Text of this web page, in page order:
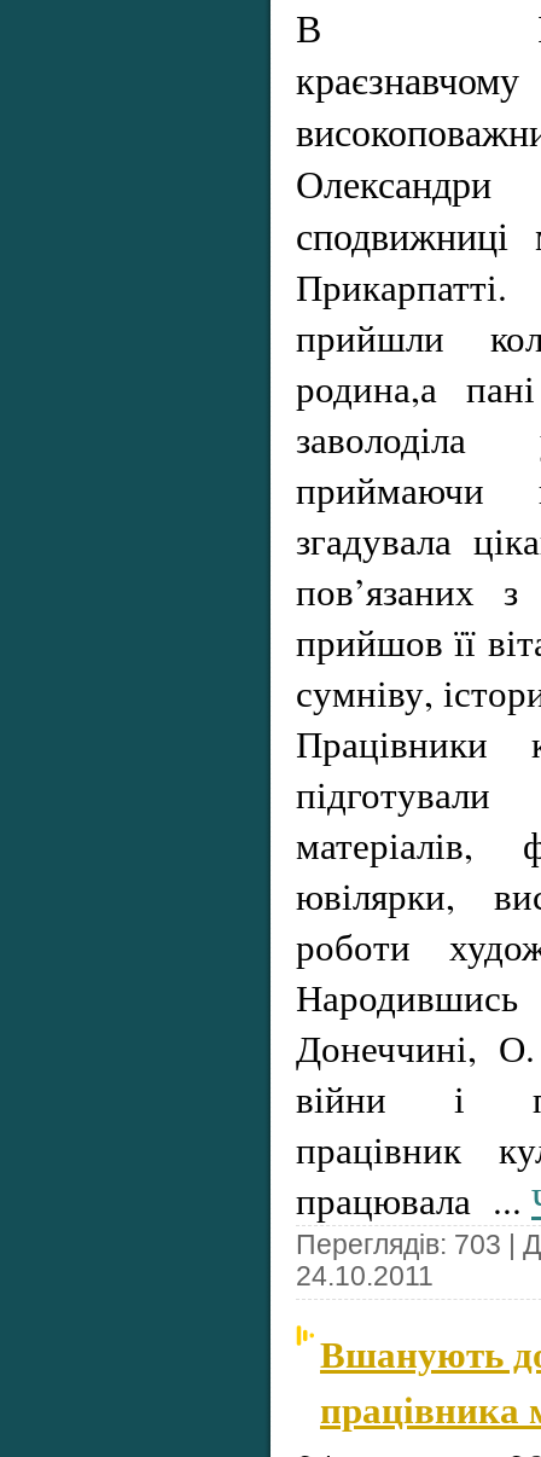
В Івано-
прийшли
родина,а
заволоділа
згадувала
пов’язаних
прийшов її
сумніву,
Працівники
матеріалів,
ювілярки,
роботи
Донеччині,
війни і
працівник
працювала ...
Переглядів: 703 |
24.10.2011
Вшанують
працівника